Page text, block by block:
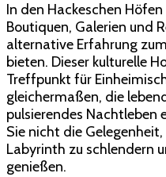
In den Hackeschen
Boutiquen, Galerien und
alternative Erfahrung
bieten. Dieser kulturelle
Treffpunkt für
gleichermaßen, die
pulsierendes Nachtleben
Sie nicht die
Labyrinth zu schlendern
genießen.